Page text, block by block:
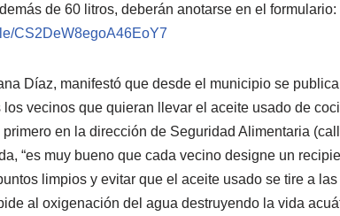
de 60 litros, deberán anotarse en el formulario:
CS2DeW8egoA46EoY7
Díaz, manifestó que desde el municipio se
los vecinos que quieran llevar el aceite usado de
primero en la dirección de Seguridad Alimentaria
“es muy bueno que cada vecino designe un
limpios y evitar que el aceite usado se tire a
al oxigenación del agua destruyendo la vida